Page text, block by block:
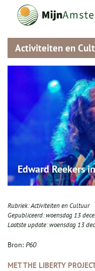
Activiteiten en
Edward Reekers
Rubriek:Activiteiten en Cultuur
Gepubliceerd:woensdag 13
Laatste update:woensdag 13
Bron: P60
MET THE LIBERTY